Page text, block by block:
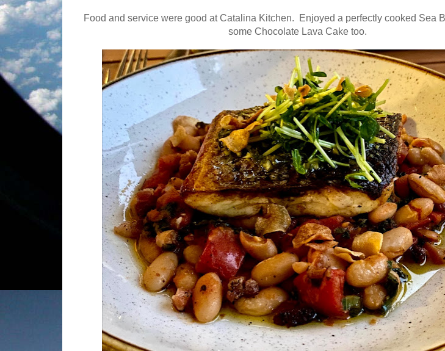
Food and service were good at Catalina Kitchen. Enjoyed a perfectly cooked Sea
some Chocolate Lava Cake too.